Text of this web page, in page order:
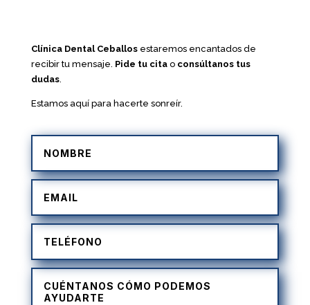
Clínica Dental Ceballosestaremos encantados de
recibir tu mensaje. Pide tu citao consúltanos tus
dudas.
Estamos aquí para hacerte sonreír.